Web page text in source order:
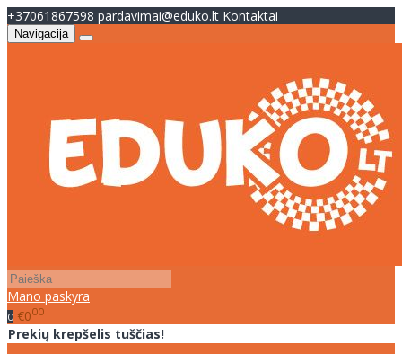
+37061867598 pardavimai@eduko.lt Kontaktai
Navigacija
Mano paskyra
0 €000
Prekių krepšelis tuščias!